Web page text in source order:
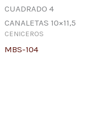
CUADRADO 4
CANALETAS 10×11,5
CENICEROS
MBS-104